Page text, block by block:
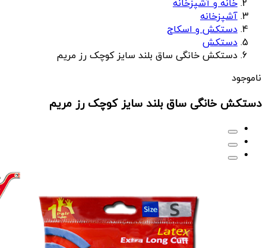
خانه و آشپزخانه
آشپزخانه
دستکش و اسکاج
دستکش
دستکش خانگی ساق بلند سایز کوچک رز مریم
ناموجود
دستکش خانگی ساق بلند سایز کوچک رز مریم